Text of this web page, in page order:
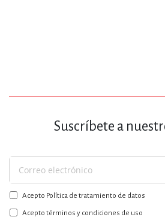
Suscríbete a
Suscríbase
a
nuestro
boletín:
Acepto Política de tratamiento de datos
Acepto términos y condiciones de uso